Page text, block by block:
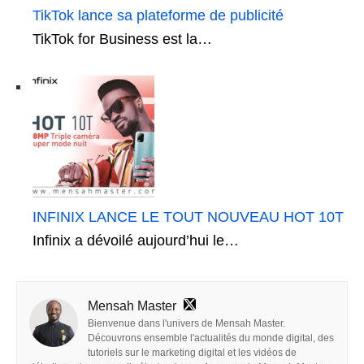
TikTok lance sa plateforme de publicité
TikTok for Business est la…
INFINIX LANCE LE TOUT NOUVEAU HOT 10T
Infinix a dévoilé aujourd’hui le…
Mensah Master
Bienvenue dans l'univers de Mensah Master.
Découvrons ensemble l'actualités du monde digital, des
tutoriels sur le marketing digital et les vidéos de